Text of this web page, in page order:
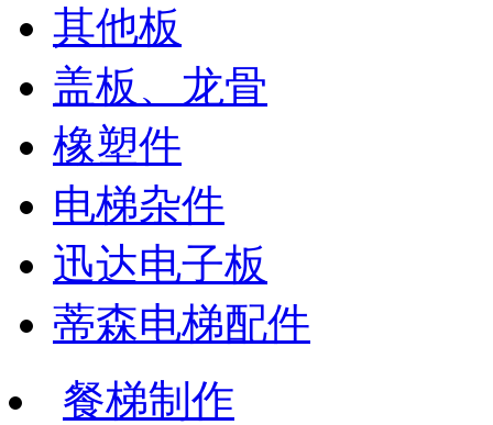
其他板
盖板、龙骨
橡塑件
电梯杂件
迅达电子板
蒂森电梯配件
餐梯制作